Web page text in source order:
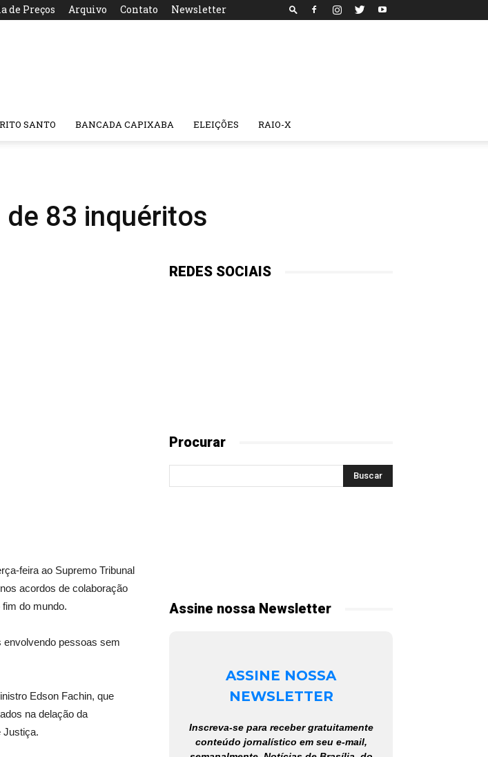
de Preços Arquivo Contato Newsletter
SANTO BANCADA CAPIXABA ELEIÇÕES RAIO-X
83 inquéritos
feira ao Supremo Tribunal
acordos de colaboração
do mundo.
envolvendo pessoas sem
Edson Fachin, que
na delação da
Justiça.
REDES SOCIAIS
Procurar
Assine nossa Newsletter
ASSINE NOSSA
NEWSLETTER
Inscreva-se para receber gratuitamente
conteúdo jornalístico em seu e-mail,